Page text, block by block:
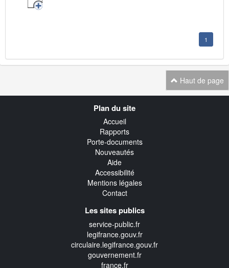
1
Haut de page
Plan du site
Accueil
Rapports
Porte-documents
Nouveautés
Aide
Accessibilité
Mentions légales
Contact
Les sites publics
service-public.fr
legifrance.gouv.fr
circulaire.legifrance.gouv.fr
gouvernement.fr
france.fr